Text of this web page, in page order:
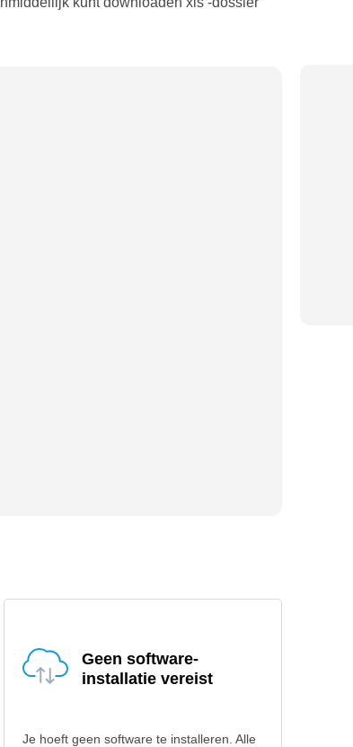
Geen software-
installatie vereist
Je hoeft geen software te installeren. Alle